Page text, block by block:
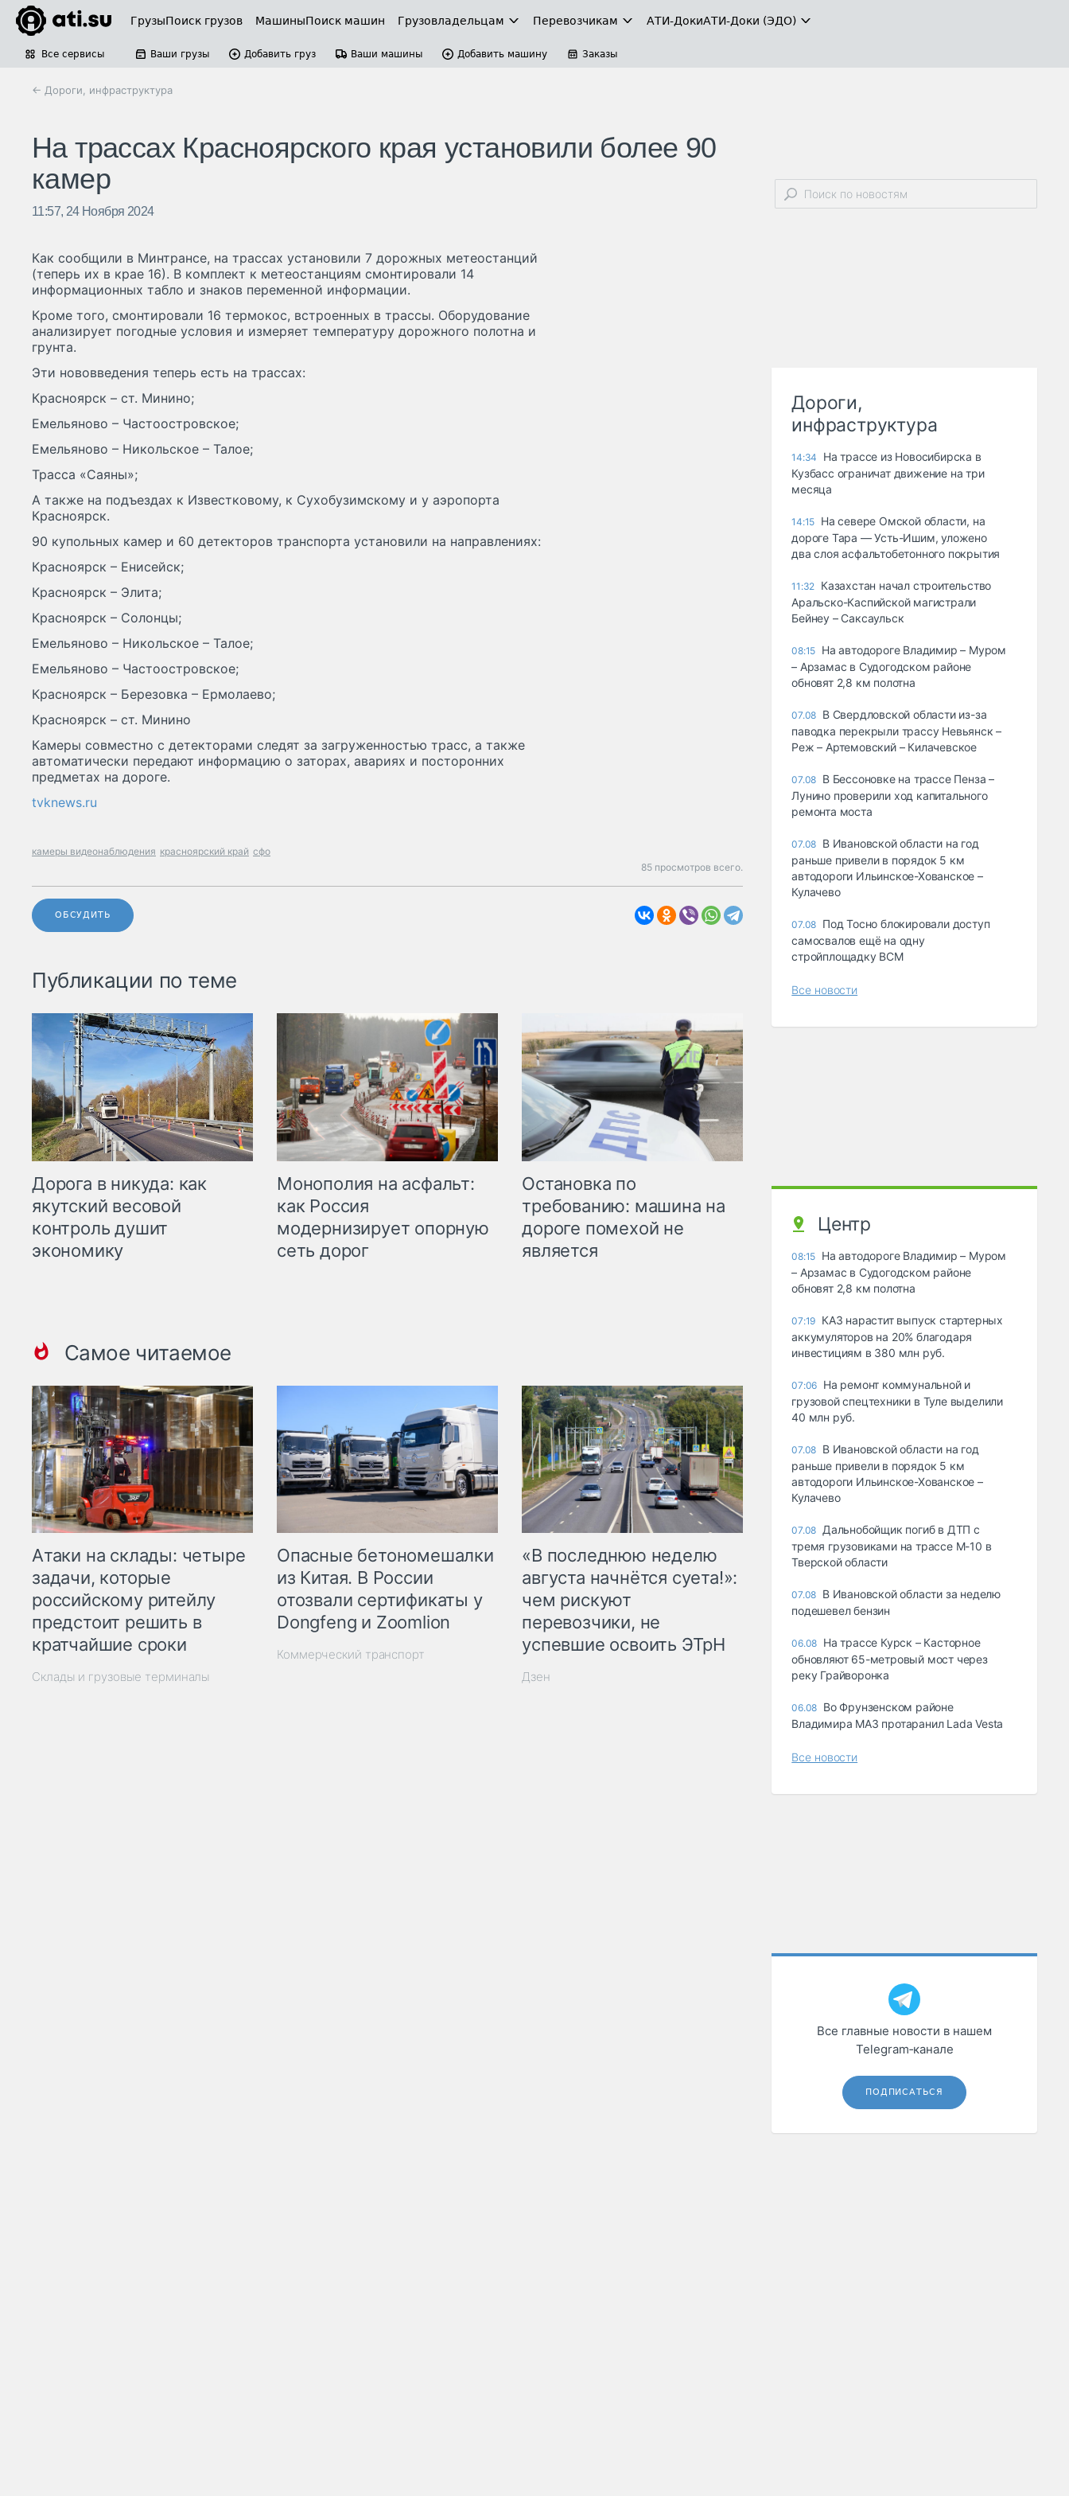
ГрузыПоиск грузов МашиныПоиск машин Грузовладельцам Перевозчикам АТИ-ДокиАТИ-Доки (ЭДО)
Все сервисы Ваши грузы Добавить груз Ваши машины Добавить машину Заказы
← Дороги, инфраструктура
На трассах Красноярского края установили более 90
камер
11:57, 24 Ноября 2024
Как сообщили в Минтрансе, на трассах установили 7 дорожных метеостанций
(теперь их в крае 16). В комплект к метеостанциям смонтировали 14
информационных табло и знаков переменной информации.
Кроме того, смонтировали 16 термокос, встроенных в трассы. Оборудование
анализирует погодные условия и измеряет температуру дорожного полотна и
грунта.
Эти нововведения теперь есть на трассах:
Красноярск – ст. Минино;
Емельяново – Частоостровское;
Емельяново – Никольское – Талое;
Трасса «Саяны»;
А также на подъездах к Известковому, к Сухобузимскому и у аэропорта
Красноярск.
90 купольных камер и 60 детекторов транспорта установили на направлениях:
Красноярск – Енисейск;
Красноярск – Элита;
Красноярск – Солонцы;
Емельяново – Никольское – Талое;
Емельяново – Частоостровское;
Красноярск – Березовка – Ермолаево;
Красноярск – ст. Минино
Камеры совместно с детекторами следят за загруженностью трасс, а также
автоматически передают информацию о заторах, авариях и посторонних
предметах на дороге.
tvknews.ru
камеры видеонаблюдения красноярский край сфо
85 просмотров всего.
ОБСУДИТЬ
Публикации по теме
Дорога в никуда: как
якутский весовой
контроль душит
экономику
Монополия на асфальт:
как Россия
модернизирует опорную
сеть дорог
Остановка по
требованию: машина на
дороге помехой не
является
Самое читаемое
Атаки на склады: четыре
задачи, которые
российскому ритейлу
предстоит решить в
кратчайшие сроки
Склады и грузовые терминалы
Опасные бетономешалки
из Китая. В России
отозвали сертификаты у
Dongfeng и Zoomlion
Коммерческий транспорт
«В последнюю неделю
августа начнётся суета!»:
чем рискуют
перевозчики, не
успевшие освоить ЭТрН
Дзен
Дороги,
инфраструктура
14:34
На трассе из Новосибирска в
Кузбасс ограничат движение на три
месяца
14:15 На севере Омской области, на
дороге Тара — Усть-Ишим, уложено
два слоя асфальтобетонного покрытия
11:32 Казахстан начал строительство
Аральско-Каспийской магистрали
Бейнеу – Саксаульск
08:15 На автодороге Владимир – Муром
– Арзамас в Судогодском районе
обновят 2,8 км полотна
07.08 В Свердловской области из-за
паводка перекрыли трассу Невьянск –
Реж – Артемовский – Килачевское
07.08 В Бессоновке на трассе Пенза –
Лунино проверили ход капитального
ремонта моста
07.08 В Ивановской области на год
раньше привели в порядок 5 км
автодороги Ильинское-Хованское –
Кулачево
07.08 Под Тосно блокировали доступ
самосвалов ещё на одну
стройплощадку ВСМ
Все новости
Центр
08:15 На автодороге Владимир – Муром
– Арзамас в Судогодском районе
обновят 2,8 км полотна
07:19 КАЗ нарастит выпуск стартерных
аккумуляторов на 20% благодаря
инвестициям в 380 млн руб.
07:06 На ремонт коммунальной и
грузовой спецтехники в Туле выделили
40 млн руб.
07.08 В Ивановской области на год
раньше привели в порядок 5 км
автодороги Ильинское-Хованское –
Кулачево
07.08 Дальнобойщик погиб в ДТП с
тремя грузовиками на трассе М-10 в
Тверской области
07.08 В Ивановской области за неделю
подешевел бензин
06.08 На трассе Курск – Касторное
обновляют 65-метровый мост через
реку Грайворонка
06.08 Во Фрунзенском районе
Владимира МАЗ протаранил Lada Vesta
Все новости
Все главные новости в нашем
Telegram‑канале
ПОДПИСАТЬСЯ